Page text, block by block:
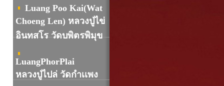
Luang Poo Kai(Wat
Choeng Len) หลวงปู่ไข่
อินทสโร วัดบพิตรพิมุข
LuangPhorPlai
หลวงปู่ไปล่ วัดกำเเพง